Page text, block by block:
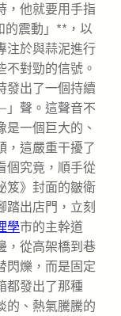
，他就要用手指
的震動」**，以
注於與蒜泥進行
不對勁的信號。
發出了一個持續
聲。這聲音不
一個巨大的、
，這嚴重干擾了
個究竟，順手從
笈》封面的皺衛
踏出店門，立刻
學市的主幹道
，從高架橋到巷
閃爍，而是固定
都發出了那種
的、熱氣騰騰的